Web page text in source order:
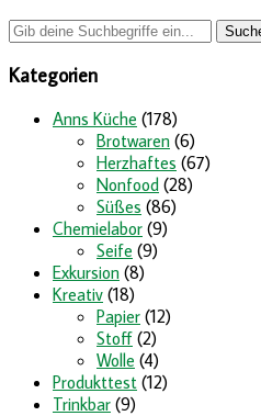
Kategorien
Anns Küche (178)
Brotwaren (6)
Herzhaftes (67)
Nonfood (28)
Süßes (86)
Chemielabor (9)
Seife (9)
Exkursion (8)
Kreativ (18)
Papier (12)
Stoff (2)
Wolle (4)
Produkttest (12)
Trinkbar (9)